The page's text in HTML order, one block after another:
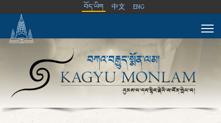
བོད་ཡིག 中文 ENG